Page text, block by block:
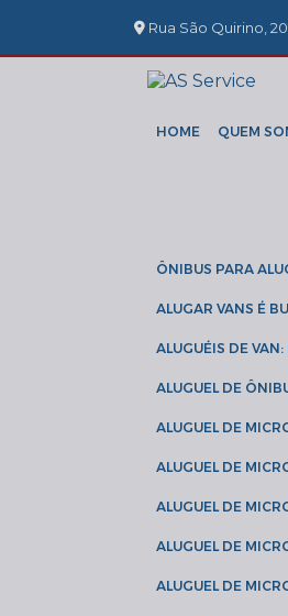
Rua São Quirino,
HOME QUEM
ÔNIBUS PARA
ALUGAR VANS É
ALUGUÉIS DE
ALUGUEL DE
ALUGUEL DE
ALUGUEL DE
ALUGUEL DE
ALUGUEL DE
ALUGUEL DE